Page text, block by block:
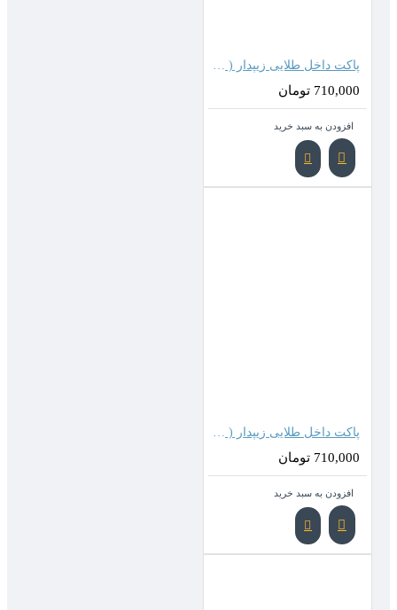
پاکت داخل طلایی زیپدار ( 24*16 سانتیمتر )
710,000 تومان
افزودن به سبد خرید
پاکت داخل طلایی زیپدار ( 35*25 سانتیمتر )
710,000 تومان
افزودن به سبد خرید